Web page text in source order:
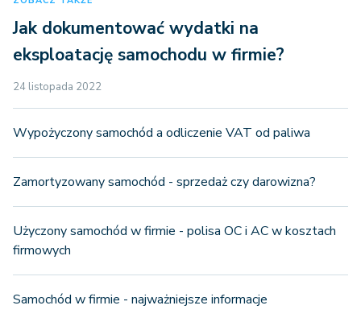
Jak dokumentować wydatki na
eksploatację samochodu w firmie?
24 listopada 2022
Wypożyczony samochód a odliczenie VAT od paliwa
Zamortyzowany samochód - sprzedaż czy darowizna?
Użyczony samochód w firmie - polisa OC i AC w kosztach
firmowych
Samochód w firmie - najważniejsze informacje